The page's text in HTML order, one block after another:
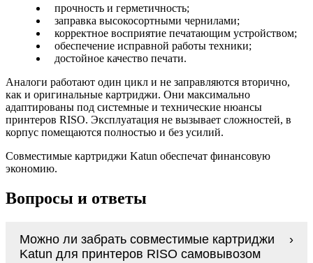
прочность и герметичность;
заправка высокосортными чернилами;
корректное восприятие печатающим устройством;
обеспечение исправной работы техники;
достойное качество печати.
Аналоги работают один цикл и не заправляются вторично,
как и оригинальные картриджи. Они максимально
адаптированы под системные и технические нюансы
принтеров RISO. Эксплуатация не вызывает сложностей, в
корпус помещаются полностью и без усилий.
Совместимые картриджи Katun обеспечат финансовую
экономию.
Вопросы и ответы
Можно ли забрать совместимые картриджи
Katun для принтеров RISO самовывозом